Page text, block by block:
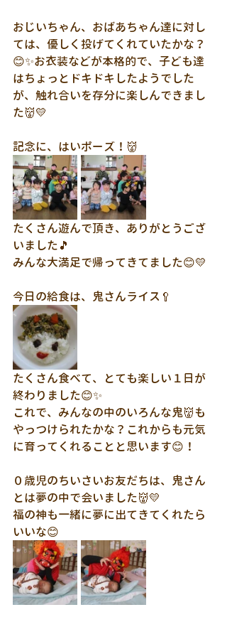
おじいちゃん、おばあちゃん達に対し
ては、優しく投げてくれていたかな？
😊✨お衣装などが本格的で、子ども達
はちょっとドキドキしたようでした
が、触れ合いを存分に楽しんできまし
た👹💛
記念に、はいポーズ！👹
たくさん遊んで頂き、ありがとうござ
いました🎵
みんな大満足で帰ってきてました😊💛
今日の給食は、鬼さんライス🥄
たくさん食べて、とても楽しい１日が
終わりました😊✨
これで、みんなの中のいろんな鬼👹も
やっつけられたかな？これからも元気
に育ってくれることと思います😊！
０歳児のちいさいお友だちは、鬼さん
とは夢の中で会いました👹💛
福の神も一緒に夢に出てきてくれたら
いいな😊